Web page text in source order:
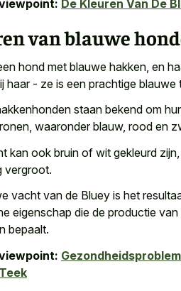
De Kleuren Van De
van blauwe
hond met blauwe hakken, en
haar - ze is een prachtige blauwe
staan bekend om
waaronder blauw, rood en
kan ook bruin of wit gekleurd
vergroot.
vacht van de Bluey is het
eigenschap die de productie
bepaalt.